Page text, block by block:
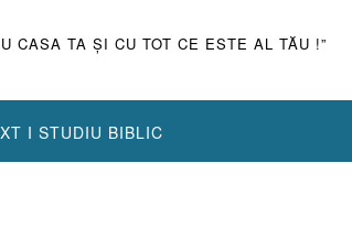
CASA TA ŞI CU TOT CE ESTE AL TĂU !”
I STUDIU BIBLIC